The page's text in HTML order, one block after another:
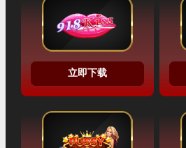
立即下载